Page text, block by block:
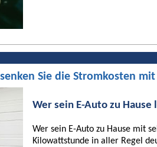
Sie die Stromkosten
Wer sein E-Auto zu Hause
Wer sein E-Auto zu Hause mit
Kilowattstunde in aller Regel